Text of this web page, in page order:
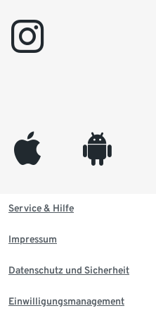
instagram
appleinc android
Service & Hilfe
Impressum
Datenschutz und Sicherheit
Einwilligungsmanagement